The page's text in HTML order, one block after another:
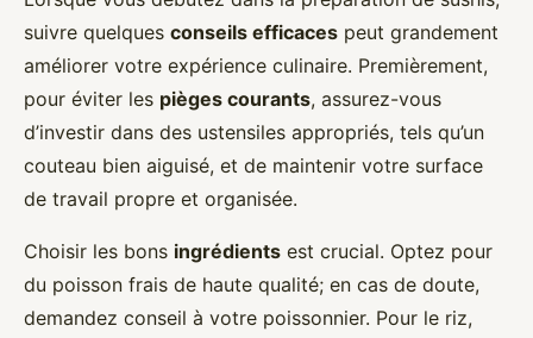
suivre quelques conseils efficaces peut grandement
améliorer votre expérience culinaire. Premièrement,
pour éviter les pièges courants, assurez-vous
d’investir dans des ustensiles appropriés, tels qu’un
couteau bien aiguisé, et de maintenir votre surface
de travail propre et organisée.
Choisir les bons ingrédients est crucial. Optez pour
du poisson frais de haute qualité; en cas de doute,
demandez conseil à votre poissonnier. Pour le riz,